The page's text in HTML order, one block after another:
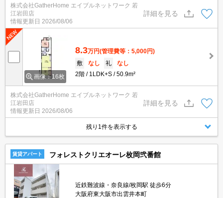
株式会社GatherHome エイブルネットワーク 若
江岩田店
情報更新日 2026/08/06
詳細を見る
画像：16枚
8.3万円(管理費等：5,000円)
敷
なし 礼
なし
2階
1LDK+S 50.9m²
株式会社GatherHome エイブルネットワーク 若
江岩田店
情報更新日 2026/08/06
詳細を見る
残り1件を表示する
賃貸アパート フォレストクリエオーレ枚岡弐番館
近鉄難波線・奈良線/枚岡駅 徒歩6分
大阪府東大阪市出雲井本町